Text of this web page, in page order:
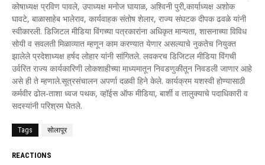
कोषाध्यक्ष प्रविण पावले, उपाध्यक्ष मनोज घायाळ, अश्विनी पुरी,कार्याध्यक्ष अशोक
घावटे, बाळासाहेब भालेराव, कार्यवाहक संतोष शेलार, राज्य संघटक दीपक ढवळे यांनी
स्वीकारली. डिजिटल मीडिया विंगच्या पत्रकारांना अधिकृत मान्यता, शासनाच्या विविध
सोयी व सवलती मिळाव्यात म्हणून काम करण्यात येणार असल्याचे नुकतेच नियुक्त
झालेले प्रदेशाध्यक्ष हर्षद लोहार यांनी सांगितले. लवकरच डिजिटल मीडिया विंगची
उर्वरित राज्य कार्यकारिणी लोकशाहीच्या माध्यमातून निवडणुकीतून निवडली जाणार आहे
असे ही ते म्हणाले.सूत्रसंचालन अपर्णा दळवी हिने केले. कार्यक्रम यशस्वी होण्यासाठी
कर्मवीर ढोल-ताशा ध्वज पथक, व्हॉईस ऑफ मीडिया, बार्शी व तालुक्याचे पदाधिकारी व
सदस्यांनी परिश्रम घेतले.
Tags सोलापूर
REACTIONS